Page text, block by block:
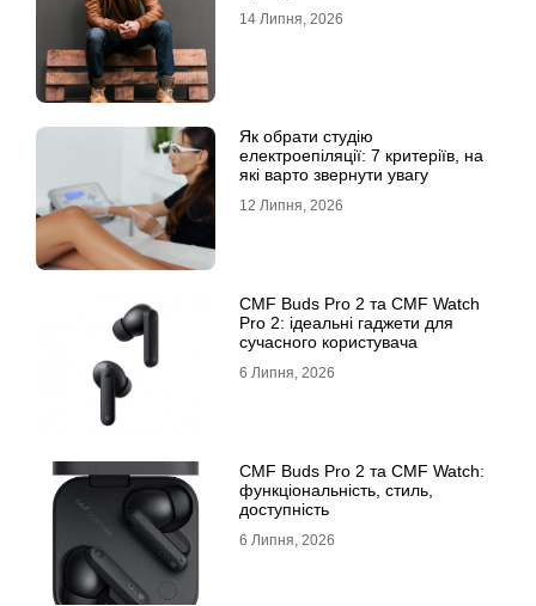
14 Липня, 2026
Як обрати студію
електроепіляції: 7 критеріїв, на
які варто звернути увагу
12 Липня, 2026
CMF Buds Pro 2 та CMF Watch
Pro 2: ідеальні гаджети для
сучасного користувача
6 Липня, 2026
CMF Buds Pro 2 та CMF Watch:
функціональність, стиль,
доступність
6 Липня, 2026